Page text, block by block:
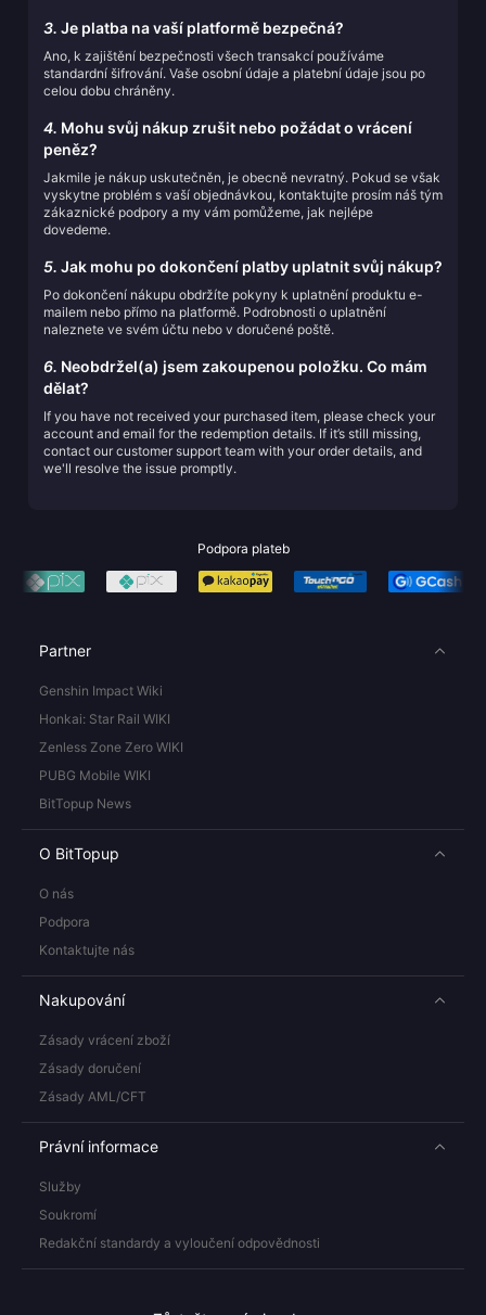
3. Je platba na vaší platformě bezpečná?
Ano, k zajištění bezpečnosti všech transakcí používáme
standardní šifrování. Vaše osobní údaje a platební údaje jsou po
celou dobu chráněny.
4. Mohu svůj nákup zrušit nebo požádat o vrácení
peněz?
Jakmile je nákup uskutečněn, je obecně nevratný. Pokud se však
vyskytne problém s vaší objednávkou, kontaktujte prosím náš tým
zákaznické podpory a my vám pomůžeme, jak nejlépe
dovedeme.
5. Jak mohu po dokončení platby uplatnit svůj nákup?
Po dokončení nákupu obdržíte pokyny k uplatnění produktu e-
mailem nebo přímo na platformě. Podrobnosti o uplatnění
naleznete ve svém účtu nebo v doručené poště.
6. Neobdržel(a) jsem zakoupenou položku. Co mám
dělat?
If you have not received your purchased item, please check your
account and email for the redemption details. If it’s still missing,
contact our customer support team with your order details, and
we'll resolve the issue promptly.
Podpora plateb
Partner
Genshin Impact Wiki
Honkai: Star Rail WIKI
Zenless Zone Zero WIKI
PUBG Mobile WIKI
BitTopup News
O BitTopup
O nás
Podpora
Kontaktujte nás
Nakupování
Zásady vrácení zboží
Zásady doručení
Zásady AML/CFT
Právní informace
Služby
Soukromí
Redakční standardy a vyloučení odpovědnosti